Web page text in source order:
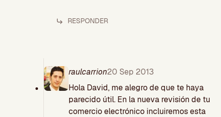
RESPONDER
raulcarrion20 Sep 2013
Hola David, me alegro de que te haya
parecido útil. En la nueva revisión de tu
comercio electrónico incluiremos esta